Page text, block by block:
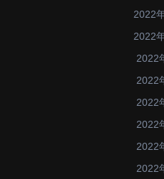
2022
2022
2022
2022
2022
2022
2022
2022